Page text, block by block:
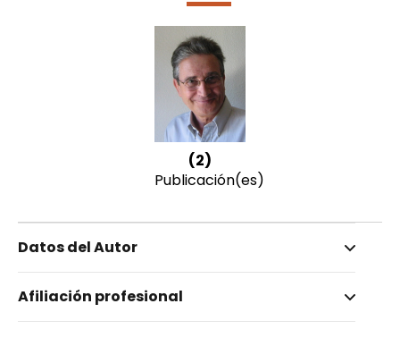
(2)
Publicación(es)
Datos del Autor
Tortosa, José María
Afiliación profesional